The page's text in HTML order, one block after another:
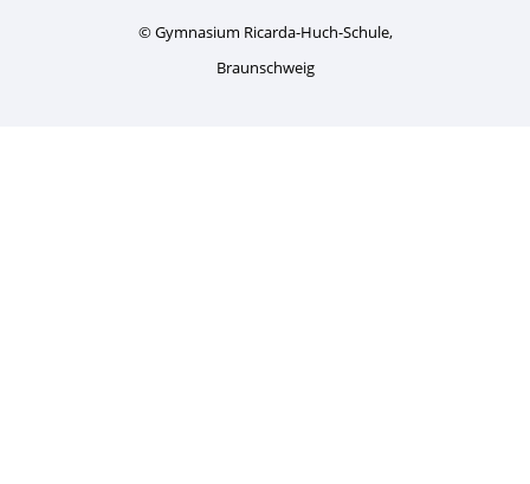
© Gymnasium Ricarda-Huch-Schule,
Braunschweig